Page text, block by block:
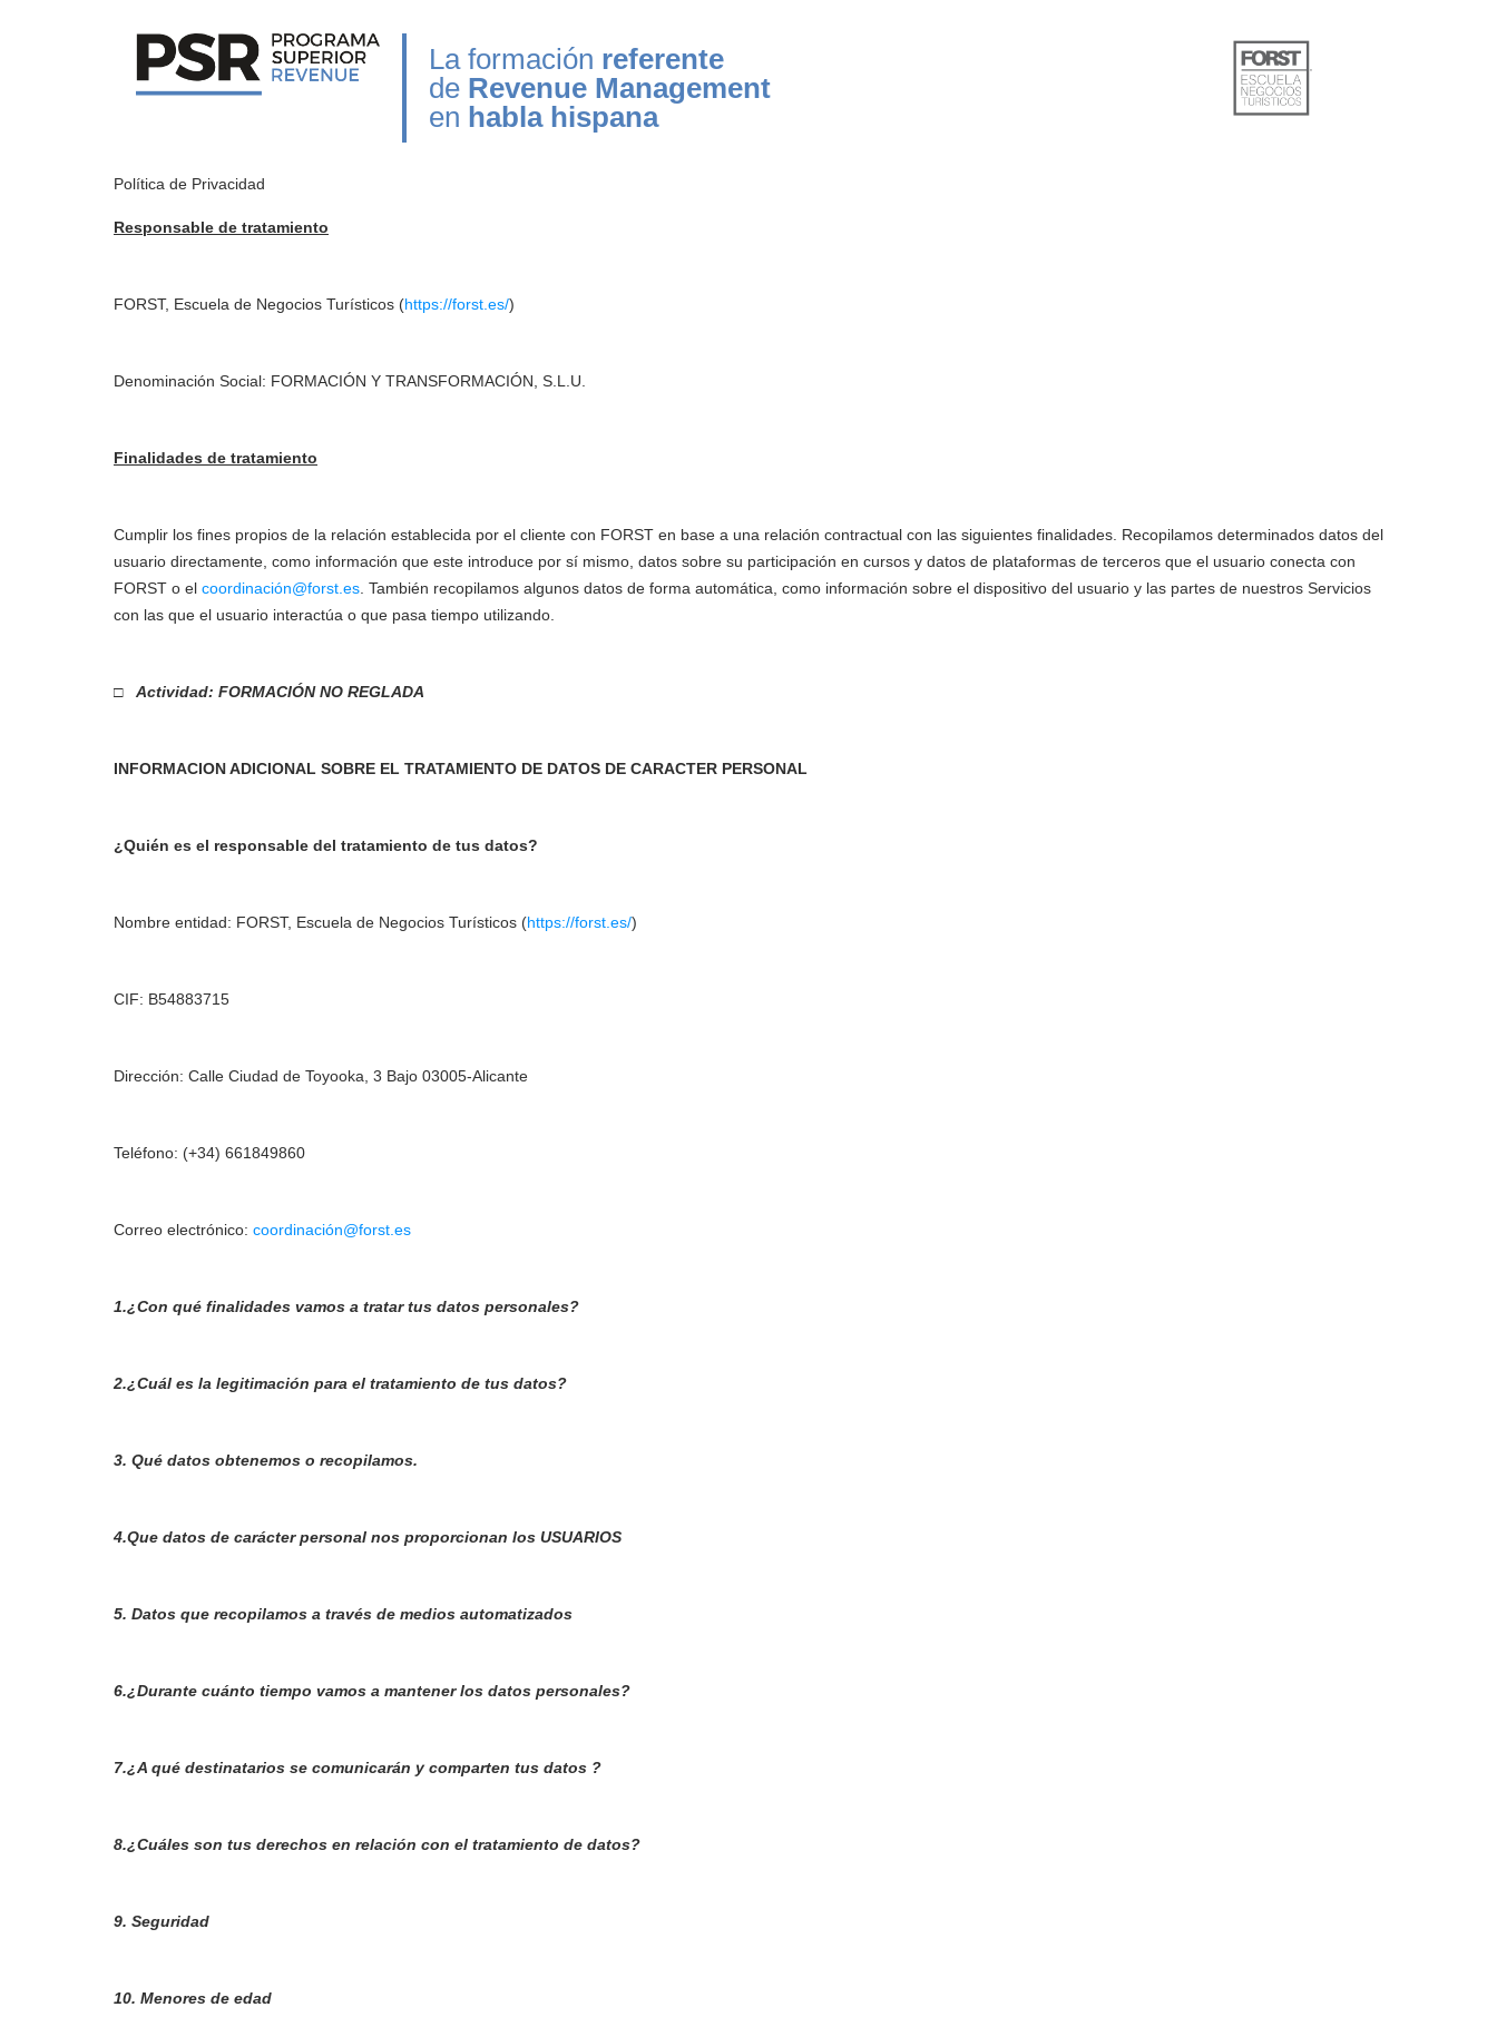
La formación referente
de Revenue Management
en habla hispana
Política de Privacidad
Responsable de tratamiento
FORST, Escuela de Negocios Turísticos (https://forst.es/)
Denominación Social: FORMACIÓN Y TRANSFORMACIÓN, S.L.U.
Finalidades de tratamiento
Cumplir los fines propios de la relación establecida por el cliente con FORST en base a una relación contractual con las siguientes finalidades. Recopilamos determinados datos del
usuario directamente, como información que este introduce por sí mismo, datos sobre su participación en cursos y datos de plataformas de terceros que el usuario conecta con
FORST o el coordinación@forst.es . También recopilamos algunos datos de forma automática, como información sobre el dispositivo del usuario y las partes de nuestros Servicios
con las que el usuario interactúa o que pasa tiempo utilizando.
□ Actividad: FORMACIÓN NO REGLADA
INFORMACION ADICIONAL SOBRE EL TRATAMIENTO DE DATOS DE CARACTER PERSONAL
¿Quién es el responsable del tratamiento de tus datos?
Nombre entidad: FORST, Escuela de Negocios Turísticos (https://forst.es/)
CIF: B54883715
Dirección: Calle Ciudad de Toyooka, 3 Bajo 03005-Alicante
Teléfono: (+34) 661849860
Correo electrónico: coordinación@forst.es
1.¿Con qué finalidades vamos a tratar tus datos personales?
2.¿Cuál es la legitimación para el tratamiento de tus datos?
3. Qué datos obtenemos o recopilamos.
4.Que datos de carácter personal nos proporcionan los USUARIOS
5. Datos que recopilamos a través de medios automatizados
6.¿Durante cuánto tiempo vamos a mantener los datos personales?
7.¿A qué destinatarios se comunicarán y comparten tus datos ?
8.¿Cuáles son tus derechos en relación con el tratamiento de datos?
9. Seguridad
10. Menores de edad